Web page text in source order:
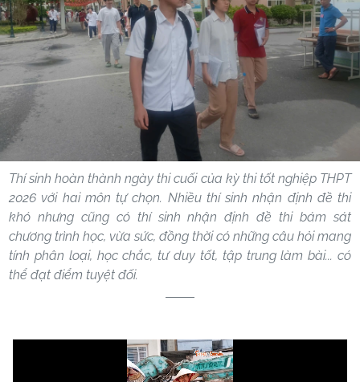
Thí sinh hoàn thành ngày thi cuối của kỳ thi tốt nghiệp THPT
2026 với hai môn tự chọn. Nhiều thí sinh nhận định đề thi
khó nhưng cũng có thí sinh nhận định đề thi bám sát
chương trình học, vừa sức, đồng thời có những câu hỏi mang
tính phân loại, học chắc, tư duy tốt, tập trung làm bài... có
thể đạt điểm tuyệt đối.